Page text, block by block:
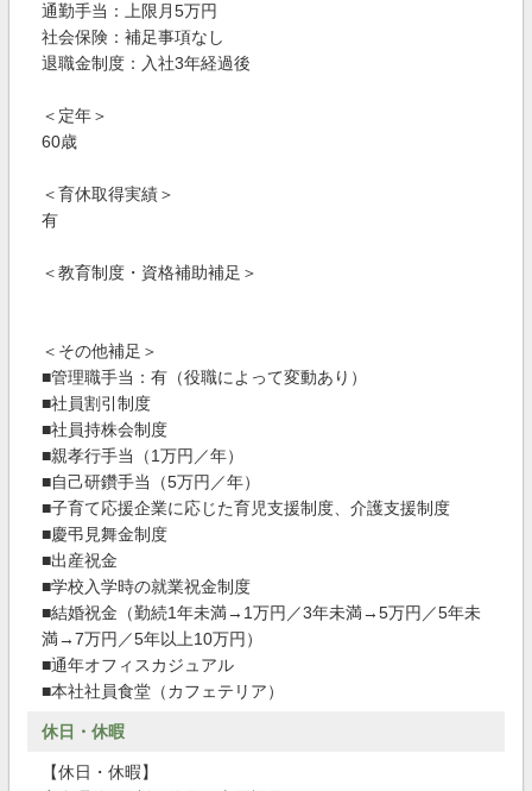
通勤手当：上限月5万円
社会保険：補足事項なし
退職金制度：入社3年経過後
＜定年＞
60歳
＜育休取得実績＞
有
＜教育制度・資格補助補足＞
＜その他補足＞
■管理職手当：有（役職によって変動あり）
■社員割引制度
■社員持株会制度
■親孝行手当（1万円／年）
■自己研鑽手当（5万円／年）
■子育て応援企業に応じた育児支援制度、介護支援制度
■慶弔見舞金制度
■出産祝金
■学校入学時の就業祝金制度
■結婚祝金（勤続1年未満→1万円／3年未満→5万円／5年未
満→7万円／5年以上10万円）
■通年オフィスカジュアル
■本社社員食堂（カフェテリア）
休日・休暇
【休日・休暇】